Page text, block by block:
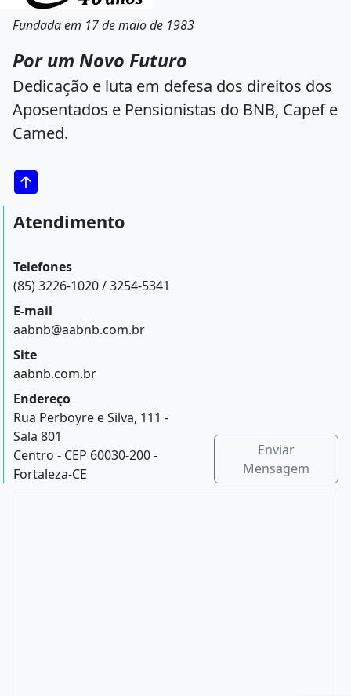
Fundada em 17 de maio de 1983
Por um Novo Futuro
Dedicação e luta em defesa dos direitos dos
Aposentados e Pensionistas do BNB, Capef e
Camed.
Atendimento
Telefones
(85) 3226-1020 / 3254-5341
E-mail
aabnb@aabnb.com.br
Site
aabnb.com.br
Endereço
Rua Perboyre e Silva, 111 -
Sala 801
Centro - CEP 60030-200 -
Fortaleza-CE
Enviar
Mensagem